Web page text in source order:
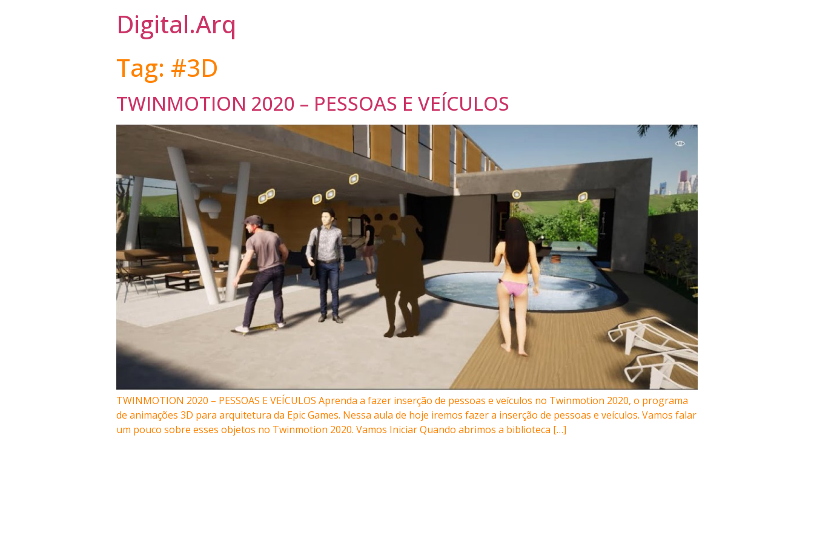
Digital.Arq
Tag: #3D
TWINMOTION 2020 – PESSOAS E VEÍCULOS
TWINMOTION 2020 – PESSOAS E VEÍCULOS Aprenda a fazer inserção de pessoas e veículos no Twinmotion 2020, o programa
de animações 3D para arquitetura da Epic Games. Nessa aula de hoje iremos fazer a inserção de pessoas e veículos. Vamos falar
um pouco sobre esses objetos no Twinmotion 2020. Vamos Iniciar Quando abrimos a biblioteca […]